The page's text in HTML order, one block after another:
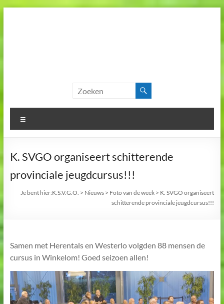
Skip
K.S.V.G.O.
K. SVGO organiseert schitterende
provinciale jeugdcursus!!!
Je bent hier:K.S.V.G.O. > Nieuws > Foto van de week > K. SVGO organiseert
schitterende provinciale jeugdcursus!!!
Samen met Herentals en Westerlo volgden 88 mensen de
cursus in Winkelom! Goed seizoen allen!